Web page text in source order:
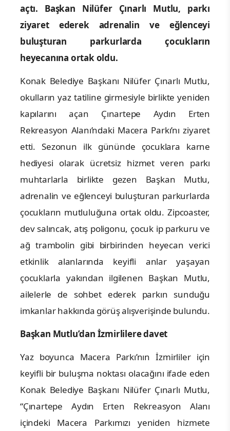
açtı. Başkan Nilüfer Çınarlı Mutlu, parkı
ziyaret ederek adrenalin ve eğlenceyi
buluşturan parkurlarda çocukların
heyecanına ortak oldu.
Konak Belediye Başkanı Nilüfer Çınarlı Mutlu,
okulların yaz tatiline girmesiyle birlikte yeniden
kapılarını açan Çınartepe Aydın Erten
Rekreasyon Alanı’ndaki Macera Parkı’nı ziyaret
etti. Sezonun ilk gününde çocuklara karne
hediyesi olarak ücretsiz hizmet veren parkı
muhtarlarla birlikte gezen Başkan Mutlu,
adrenalin ve eğlenceyi buluşturan parkurlarda
çocukların mutluluğuna ortak oldu. Zipcoaster,
dev salıncak, atış poligonu, çocuk ip parkuru ve
ağ trambolin gibi birbirinden heyecan verici
etkinlik alanlarında keyifli anlar yaşayan
çocuklarla yakından ilgilenen Başkan Mutlu,
ailelerle de sohbet ederek parkın sunduğu
imkanlar hakkında görüş alışverişinde bulundu.
Başkan Mutlu’dan İzmirlilere davet
Yaz boyunca Macera Parkı’nın İzmirliler için
keyifli bir buluşma noktası olacağını ifade eden
Konak Belediye Başkanı Nilüfer Çınarlı Mutlu,
“Çınartepe Aydın Erten Rekreasyon Alanı
içindeki Macera Parkımızı yeniden hizmete